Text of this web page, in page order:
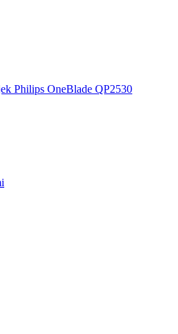
Philips OneBlade QP2530